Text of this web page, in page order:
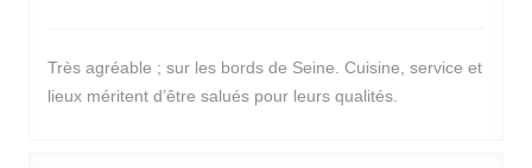
Très agréable ; sur les bords de Seine. Cuisine, service et
lieux méritent d’être salués pour leurs qualités.